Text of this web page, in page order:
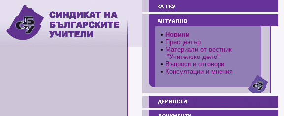
• Новини
• Пресцентър
• Материали от вестник
"Учителско дело"
• Въпроси и отговори
• Консултации и мнения